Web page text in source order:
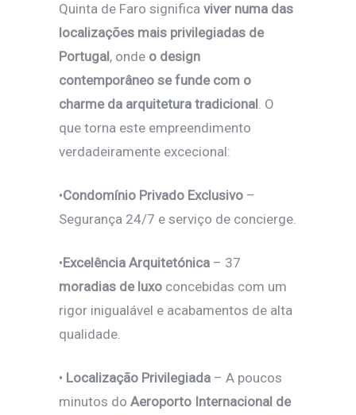
Quinta de Faro significa viver numa das
localizações mais privilegiadas de
Portugal, onde o design
contemporâneo se funde com o
charme da arquitetura tradicional. O
que torna este empreendimento
verdadeiramente excecional:
•Condomínio Privado Exclusivo –
Segurança 24/7 e serviço de concierge.
•Excelência Arquitetónica – 37
moradias de luxo concebidas com um
rigor inigualável e acabamentos de alta
qualidade.
• Localização Privilegiada – A poucos
minutos do Aeroporto Internacional de